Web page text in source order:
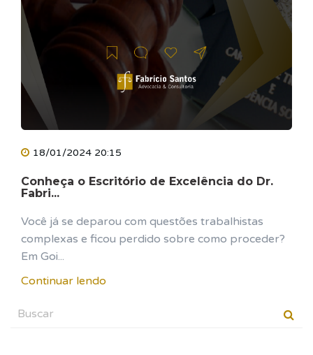
18/01/2024 20:15
Conheça o Escritório de Excelência do Dr.
Fabri...
Você já se deparou com questões trabalhistas
complexas e ficou perdido sobre como proceder?
Em Goi...
Continuar lendo